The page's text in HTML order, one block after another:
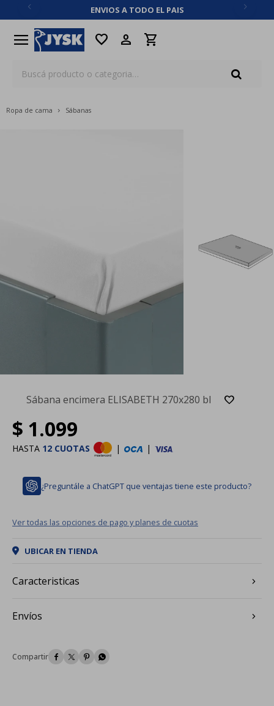
ENVIOS A TODO EL PAIS
menu favorite
Ropa de cama Sábanas
Sábana encimera ELISABETH 270x280 bl
$ 1.099
HASTA 12 CUOTAS | |
¿Preguntále a ChatGPT que ventajas tiene este producto?
Ver todas las opciones de pago y planes de cuotas
UBICAR EN TIENDA
Caracteristicas
Envíos
   
close